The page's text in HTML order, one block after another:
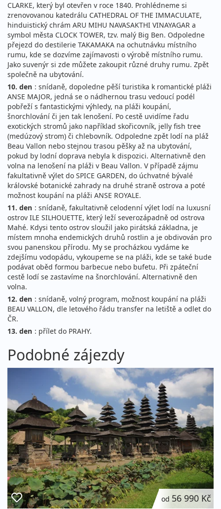
CLARKE, který byl otevřen v roce 1840. Prohlédneme si
zrenovovanou katedrálu CATHEDRAL OF THE IMMACULATE,
hinduistický chrám ARU MIHU NAVASAKTHI VINAYAGAR a
symbol města CLOCK TOWER, tzv. malý Big Ben. Odpoledne
přejezd do destilerie TAKAMAKA na ochutnávku místního
rumu, kde se dozvíme zajímavosti o výrobě místního rumu.
Jako suvenýr si zde můžete zakoupit různé druhy rumu. Zpět
společně na ubytování.
10. den : snídaně, dopoledne pěší turistika k romantické pláži
ANSE MAJOR, jedná se o nádhernou trasu vedoucí podél
pobřeží s fantastickými výhledy, na pláži koupání,
šnorchlování či jen tak lenošení. Po cestě uvidíme řadu
exotických stromů jako například skořicovník, jelly fish tree
(medúzový strom) či chlebovník. Odpoledne zpět lodí na pláž
Beau Vallon nebo stejnou trasou pěšky až na ubytování,
pokud by lodní doprava nebyla k dispozici. Alternativně den
volna na lenošení na pláži v Beau Vallon. V případě zájmu
fakultativně výlet do SPICE GARDEN, do úchvatné bývalé
královské botanické zahrady na druhé straně ostrova a poté
možnost koupání na pláži ANSE ROYALE.
11. den : snídaně, fakultativně celodenní výlet lodí na luxusní
ostrov ILE SILHOUETTE, který leží severozápadně od ostrova
Mahé. Kdysi tento ostrov sloužil jako pirátská základna, je
místem mnoha endemických druhů rostlin a je obdivován pro
svou panenskou přírodu. My se procházkou vydáme ke
zdejšímu vodopádu, vykoupeme se na pláži, kde se také bude
podávat oběd formou barbecue nebo bufetu. Při zpáteční
cestě lodí se zastavíme na šnorchlování. Alternativně den
volna.
12. den : snídaně, volný program, možnost koupání na pláži
BEAU VALLON, dle letového řádu transfer na letiště a odlet do
ČR.
13. den : přílet do PRAHY.
Podobné zájezdy
od 56 990 Kč